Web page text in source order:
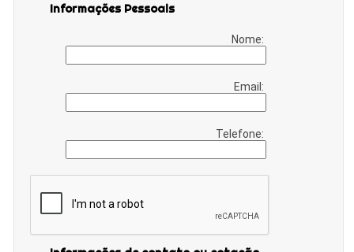
Informações Pessoais
Nome:
Email:
Telefone: